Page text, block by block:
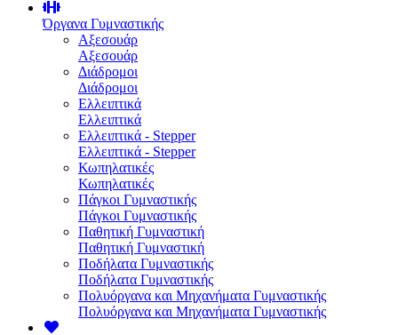
Όργανα Γυμναστικής
Αξεσουάρ
Αξεσουάρ
Διάδρομοι
Διάδρομοι
Ελλειπτικά
Ελλειπτικά
Ελλειπτικά - Stepper
Ελλειπτικά - Stepper
Κωπηλατικές
Κωπηλατικές
Πάγκοι Γυμναστικής
Πάγκοι Γυμναστικής
Παθητική Γυμναστική
Παθητική Γυμναστική
Ποδήλατα Γυμναστικής
Ποδήλατα Γυμναστικής
Πολυόργανα και Μηχανήματα Γυμναστικής
Πολυόργανα και Μηχανήματα Γυμναστικής